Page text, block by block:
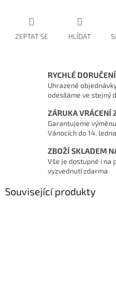
ZEPTAT SE HLÍDAT
RYCHLÉ DORUČENÍ
Uhrazené
odesíláme ve stejný
ZÁRUKA VRÁCENÍ
Garantujeme
Vánocích do 14. ledna
ZBOŽÍ SKLADEM
Vše je dostupné i na
vyzvednutí zdarma
Související produkty